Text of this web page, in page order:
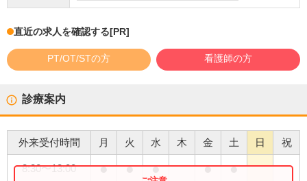
直近の求人を確認する[PR]
PT/OT/STの方 看護師の方
診療案内
外来受付時間 月 火 水 木 金 土 日 祝
8:30〜13:00 ● ● ● ● ●